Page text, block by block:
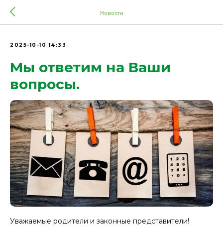
Новости
2025-10-10 14:33
Мы ответим на Ваши
вопросы.
Уважаемые родители и законные представители!